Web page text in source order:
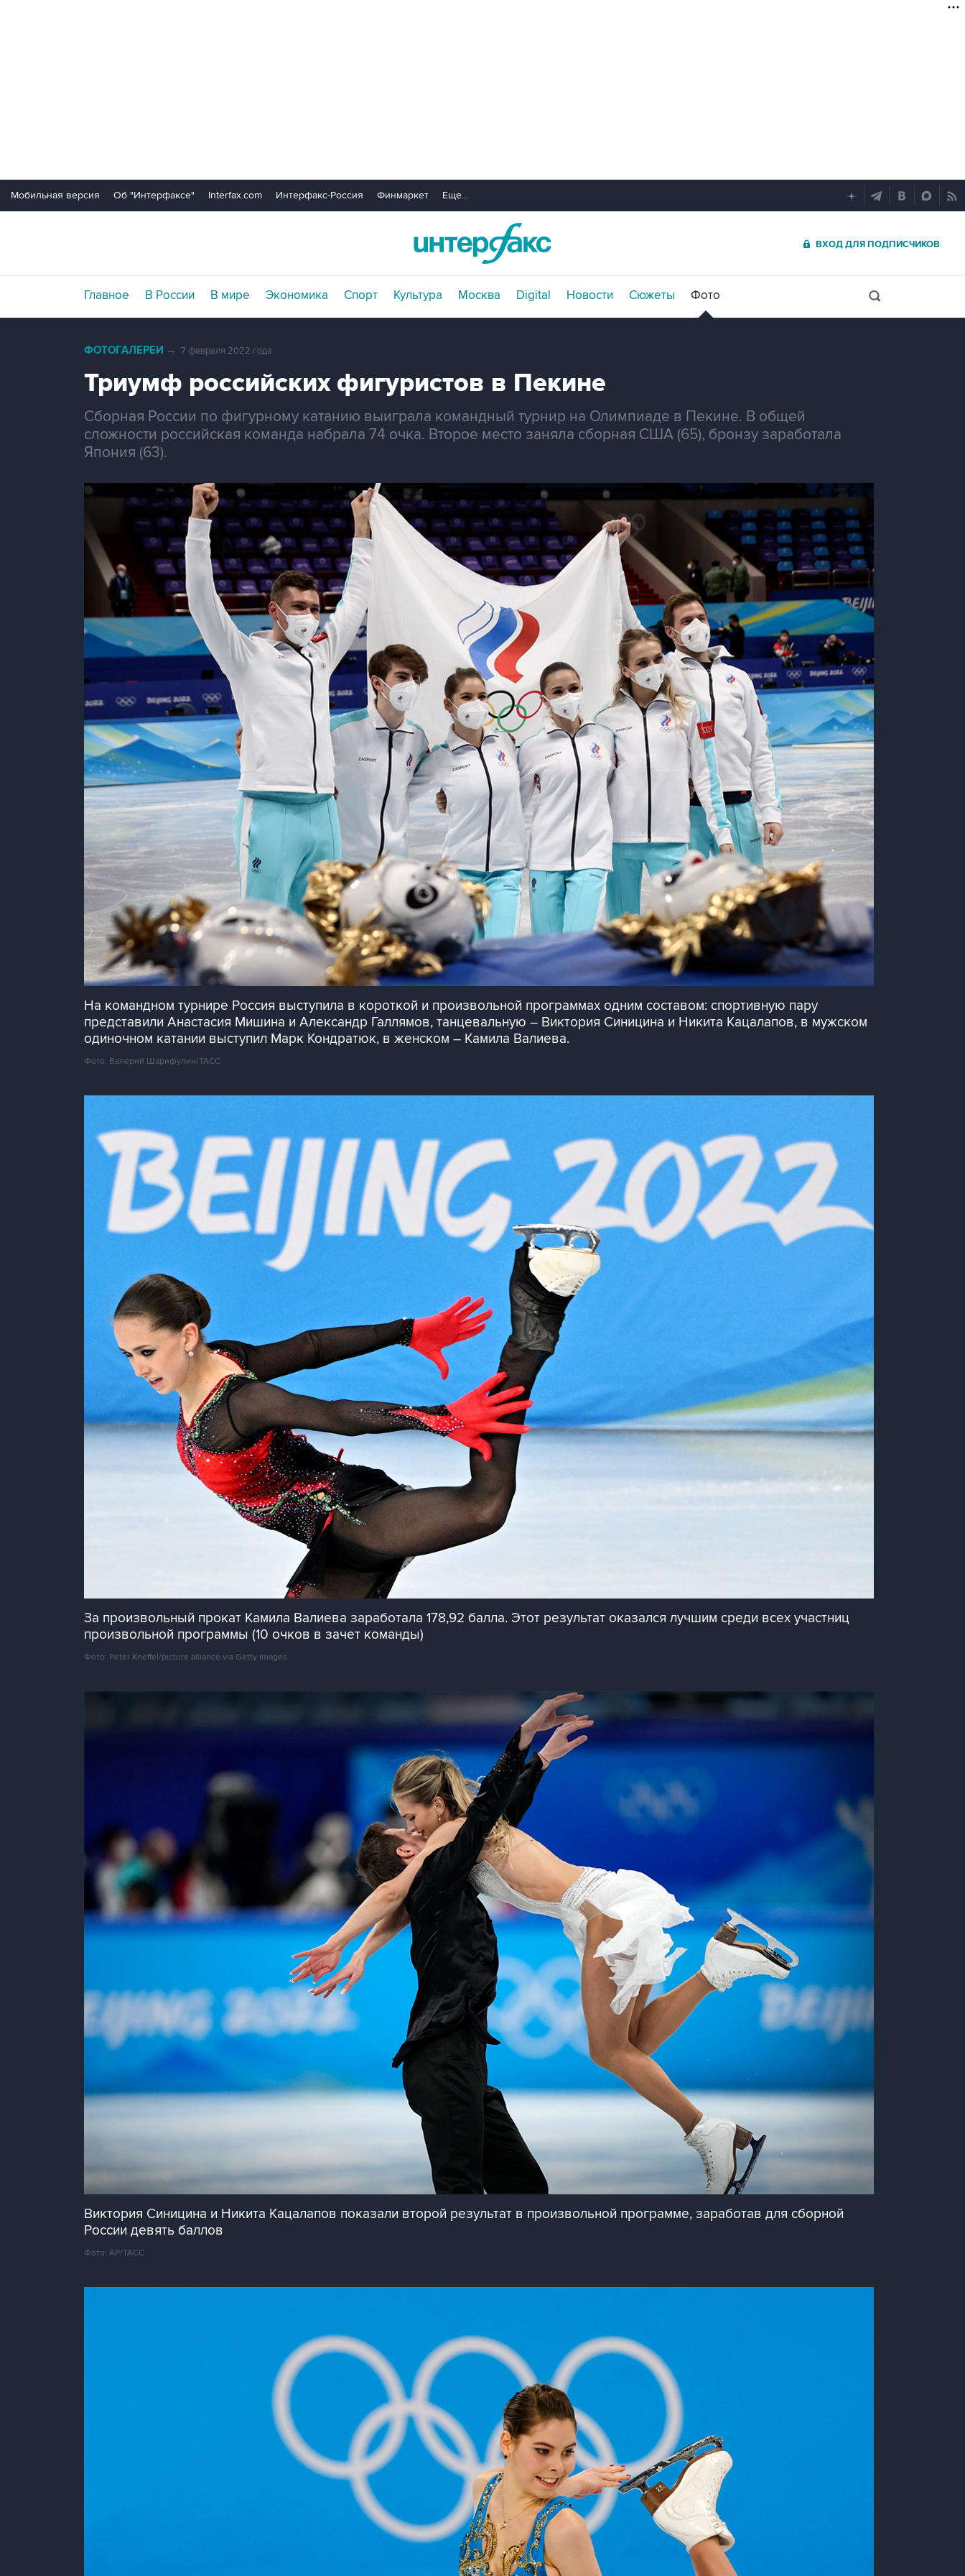
Мобильная версия Об "Интерфаксе" Interfax.com Интерфакс-Россия Финмаркет Еще...
ВХОД ДЛЯ ПОДПИСЧИКОВ
Главное В России В мире Экономика Спорт Культура Москва Digital Новости Сюжеты Фото
ФОТОГАЛЕРЕИ → 7 февраля 2022 года
Триумф российских фигуристов в Пекине
Сборная России по фигурному катанию выиграла командный турнир на Олимпиаде в Пекине. В общей
сложности российская команда набрала 74 очка. Второе место заняла сборная США (65), бронзу заработала
Япония (63).
На командном турнире Россия выступила в короткой и произвольной программах одним составом: спортивную пару
представили Анастасия Мишина и Александр Галлямов, танцевальную – Виктория Синицина и Никита Кацалапов, в мужском
одиночном катании выступил Марк Кондратюк, в женском – Камила Валиева.
Фото: Валерий Шарифулин/ТАСС
За произвольный прокат Камила Валиева заработала 178,92 балла. Этот результат оказался лучшим среди всех участниц
произвольной программы (10 очков в зачет команды)
Фото: Peter Kneffel/picture alliance via Getty Images
Виктория Синицина и Никита Кацалапов показали второй результат в произвольной программе, заработав для сборной
России девять баллов
Фото: АР/ТАСС